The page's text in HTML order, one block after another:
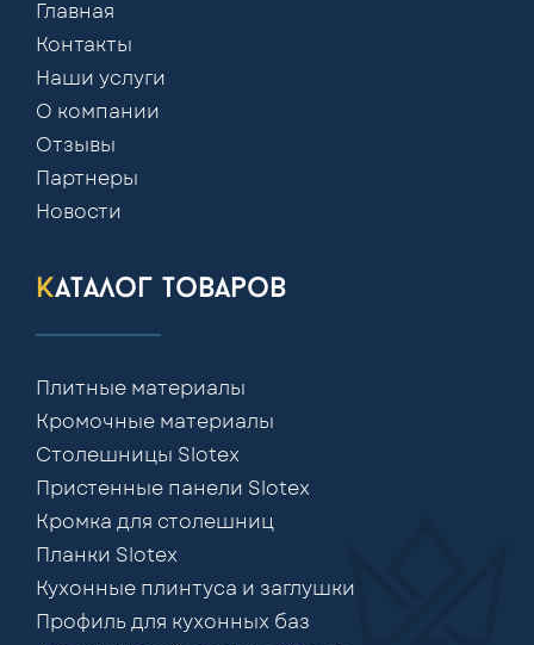
Главная
Контакты
Наши услуги
О компании
Отзывы
Партнеры
Новости
каталог товаров
Плитные материалы
Кромочные материалы
Столешницы Slotex
Пристенные панели Slotex
Кромка для столешниц
Планки Slotex
Кухонные плинтуса и заглушки
Профиль для кухонных баз